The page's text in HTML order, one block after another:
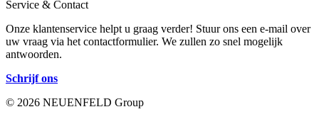
Service & Contact
Onze klantenservice helpt u graag verder! Stuur ons een e-mail over
uw vraag via het contactformulier. We zullen zo snel mogelijk
antwoorden.
Schrijf ons
© 2026 NEUENFELD Group